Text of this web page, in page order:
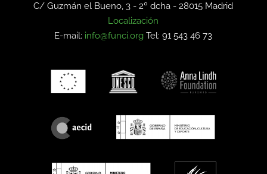
C/ Guzmán el Bueno, 3 - 2º dcha -28015 Madrid
Localización
E-mail: info@funci.org Tel: 91 543 46 73